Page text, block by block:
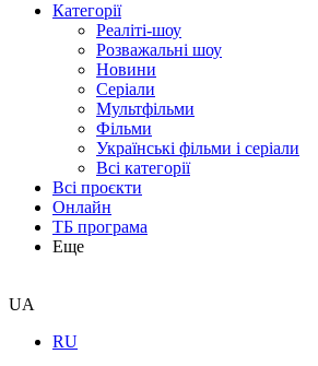
Категорії
Реаліті-шоу
Розважальні шоу
Новини
Серіали
Мультфільми
Фільми
Українські фільми і серіали
Всі категорії
Всі проєкти
Онлайн
ТБ програма
Еще
UA
RU